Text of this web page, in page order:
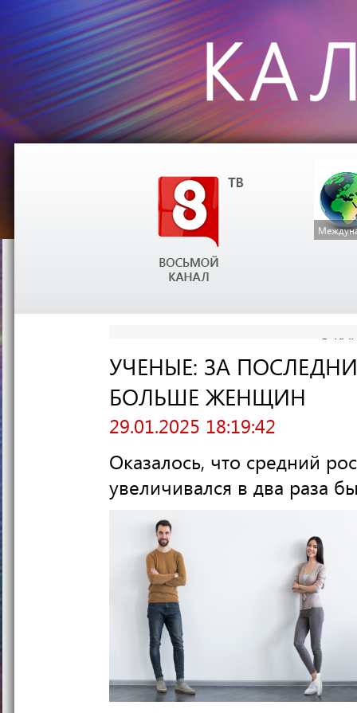
УЧЕНЫЕ: ЗА
БОЛЬШЕ ЖЕНЩИН
29.01.2025 18:19:42
Оказалось, что средний
увеличивался в два раза